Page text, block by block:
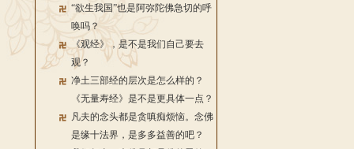
“欲生我国”也是阿弥陀佛急切的呼
唤吗？
《观经》，是不是我们自己要去
观？
净土三部经的层次是怎么样的？
《无量寿经》是不是更具体一点？
凡夫的念头都是贪嗔痴烦恼。念佛
是缘十法界，是多多益善的吧？